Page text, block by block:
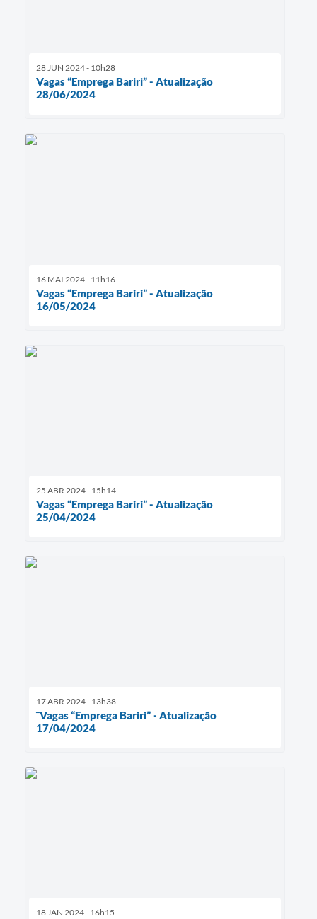
28 JUN 2024 - 10h28
Vagas “Emprega Bariri” - Atualização
28/06/2024
16 MAI 2024 - 11h16
Vagas “Emprega Bariri” - Atualização
16/05/2024
25 ABR 2024 - 15h14
Vagas “Emprega Bariri” - Atualização
25/04/2024
17 ABR 2024 - 13h38
¨Vagas “Emprega Bariri” - Atualização
17/04/2024
18 JAN 2024 - 16h15